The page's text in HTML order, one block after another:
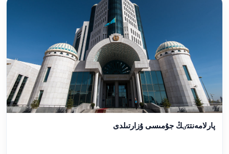
پارلامەنتتٸڭ جۇمىسى ۇزارتىلدى